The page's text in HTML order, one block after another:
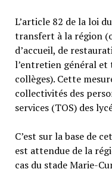
L’article 82 de la loi
transfert à la région
d’accueil, de
l’entretien général et
collèges). Cette
collectivités des
services (TOS) des
C’est sur la base de
est attendue de la
cas du stade Marie-